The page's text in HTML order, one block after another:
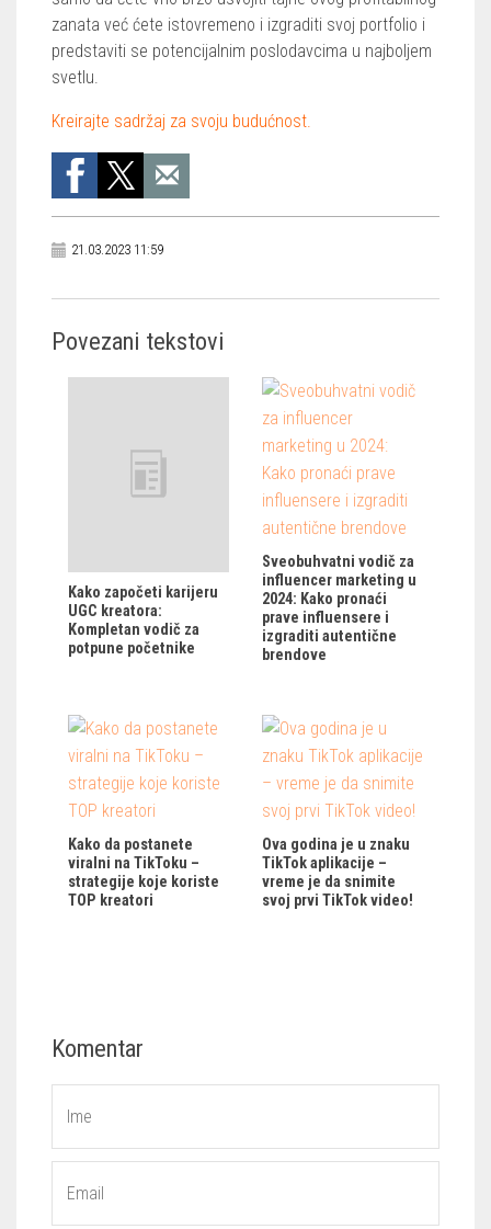
zanata već ćete istovremeno i izgraditi svoj portfolio i
predstaviti se potencijalnim poslodavcima u najboljem
svetlu.
Kreirajte sadržaj za svoju budućnost.
21.03.2023 11:59
Povezani tekstovi
Kako započeti karijeru
UGC kreatora:
Kompletan vodič za
potpune početnike
Sveobuhvatni vodič za
influencer marketing u
2024: Kako pronaći
prave influensere i
izgraditi autentične
brendove
Kako da postanete
viralni na TikToku –
strategije koje koriste
TOP kreatori
Ova godina je u znaku
TikTok aplikacije –
vreme je da snimite
svoj prvi TikTok video!
Komentar